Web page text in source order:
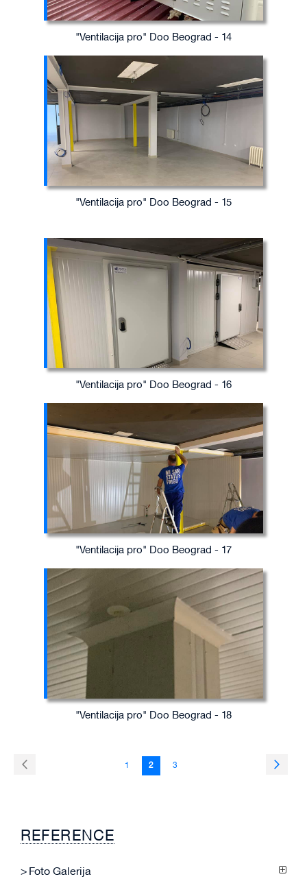
"Ventilacija pro" Doo Beograd - 14
"Ventilacija pro" Doo Beograd - 15
"Ventilacija pro" Doo Beograd - 16
"Ventilacija pro" Doo Beograd - 17
"Ventilacija pro" Doo Beograd - 18
Page
Page
1
You're
2 Page
3
REFERENCE
Foto Galerija